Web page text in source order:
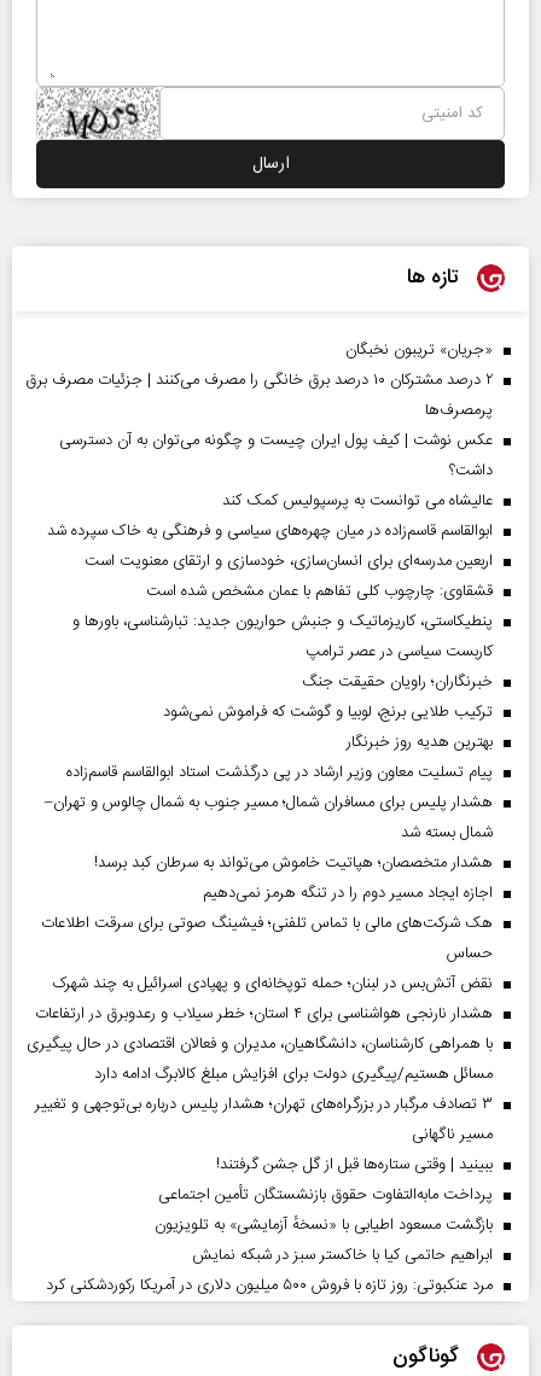
تازه ها
«جریان» تریبون نخبگان
۲ درصد مشترکان ۱۰ درصد برق خانگی را مصرف می‌کنند | جزئیات مصرف برق
پرمصرف‌ها
عکس نوشت | کیف پول ایران چیست و چگونه می‌توان به آن دسترسی
داشت؟
عالیشاه می توانست به پرسپولیس کمک کند
ابوالقاسم قاسم‌زاده در میان چهره‌های سیاسی و فرهنگی به خاک سپرده شد
اربعین مدرسه‌ای برای انسان‌سازی، خودسازی و ارتقای معنویت است
قشقاوی: چارچوب کلی تفاهم با عمان مشخص شده است
پنطیکاستی، کاریزماتیک و جنبش حواریون جدید: تبارشناسی، باور‌ها و
کاربست سیاسی در عصر ترامپ
خبرنگاران؛ راویان حقیقت جنگ
ترکیب طلایی برنج، لوبیا و گوشت که فراموش نمی‌شود
بهترین هدیه روز خبرنگار
پیام تسلیت معاون وزیر ارشاد در پی درگذشت استاد ابوالقاسم قاسم‌زاده
هشدار پلیس برای مسافران شمال؛ مسیر جنوب به شمال چالوس و تهران–
شمال بسته شد
هشدار متخصصان؛ هپاتیت خاموش می‌تواند به سرطان کبد برسد!
اجازه ایجاد مسیر دوم را در تنگه هرمز نمی‌دهیم
هک شرکت‌های مالی با تماس تلفنی؛ فیشینگ صوتی برای سرقت اطلاعات
حساس
نقض آتش‌بس در لبنان؛ حمله توپخانه‌ای و پهپادی اسرائیل به چند شهرک
هشدار نارنجی هواشناسی برای ۴ استان؛ خطر سیلاب و رعدوبرق در ارتفاعات
با همراهی کارشناسان، دانشگاهیان، مدیران و فعالان اقتصادی در حال پیگیری
مسائل هستیم/پیگیری دولت برای افزایش مبلغ کالابرگ ادامه دارد
۳ تصادف مرگبار در بزرگراه‌های تهران؛ هشدار پلیس درباره بی‌توجهی و تغییر
مسیر ناگهانی
ببینید | وقتی ستاره‌ها قبل از گل جشن گرفتند!
پرداخت مابه‌التفاوت حقوق بازنشستگان تأمین اجتماعی
بازگشت مسعود اطیابی با «نسخهٔ آزمایشی» به تلویزیون
ابراهیم حاتمی کیا با خاکستر سبز در شبکه نمایش
مرد عنکبوتی: روز تازه با فروش ۵۰۰ میلیون دلاری در آمریکا رکوردشکنی کرد
گوناگون